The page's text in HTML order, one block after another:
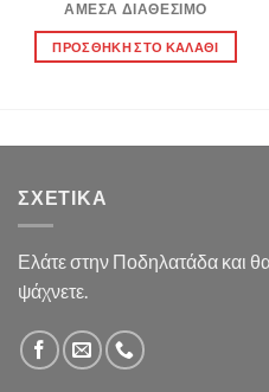
ΆΜΕΣΑ ΔΙΑΘΈΣΙΜΟ
ΠΡΟΣΘΉΚΗ ΣΤΟ ΚΑΛΆΘΙ
ΣΧΕΤΙΚΆ
Ελάτε στην Ποδηλατάδα και
ψάχνετε.